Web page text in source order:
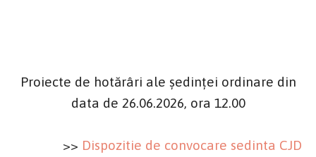
Proiecte de hotărâri ale ședinței ordinare din
data de 26.06.2026, ora 12.00
>> Dispozitie de convocare sedinta CJD